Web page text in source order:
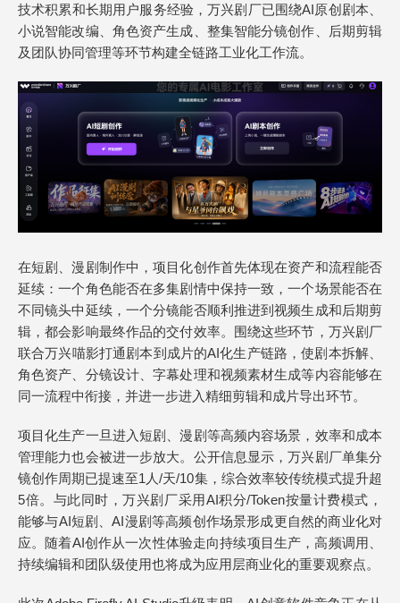
技术积累和长期用户服务经验，万兴剧厂已围绕AI原创剧本、
小说智能改编、角色资产生成、整集智能分镜创作、后期剪辑
及团队协同管理等环节构建全链路工业化工作流。
在短剧、漫剧制作中，项目化创作首先体现在资产和流程能否
延续：一个角色能否在多集剧情中保持一致，一个场景能否在
不同镜头中延续，一个分镜能否顺利推进到视频生成和后期剪
辑，都会影响最终作品的交付效率。围绕这些环节，万兴剧厂
联合万兴喵影打通剧本到成片的AI化生产链路，使剧本拆解、
角色资产、分镜设计、字幕处理和视频素材生成等内容能够在
同一流程中衔接，并进一步进入精细剪辑和成片导出环节。
项目化生产一旦进入短剧、漫剧等高频内容场景，效率和成本
管理能力也会被进一步放大。公开信息显示，万兴剧厂单集分
镜创作周期已提速至1人/天/10集，综合效率较传统模式提升超
5倍。与此同时，万兴剧厂采用AI积分/Token按量计费模式，
能够与AI短剧、AI漫剧等高频创作场景形成更自然的商业化对
应。随着AI创作从一次性体验走向持续项目生产，高频调用、
持续编辑和团队级使用也将成为应用层商业化的重要观察点。